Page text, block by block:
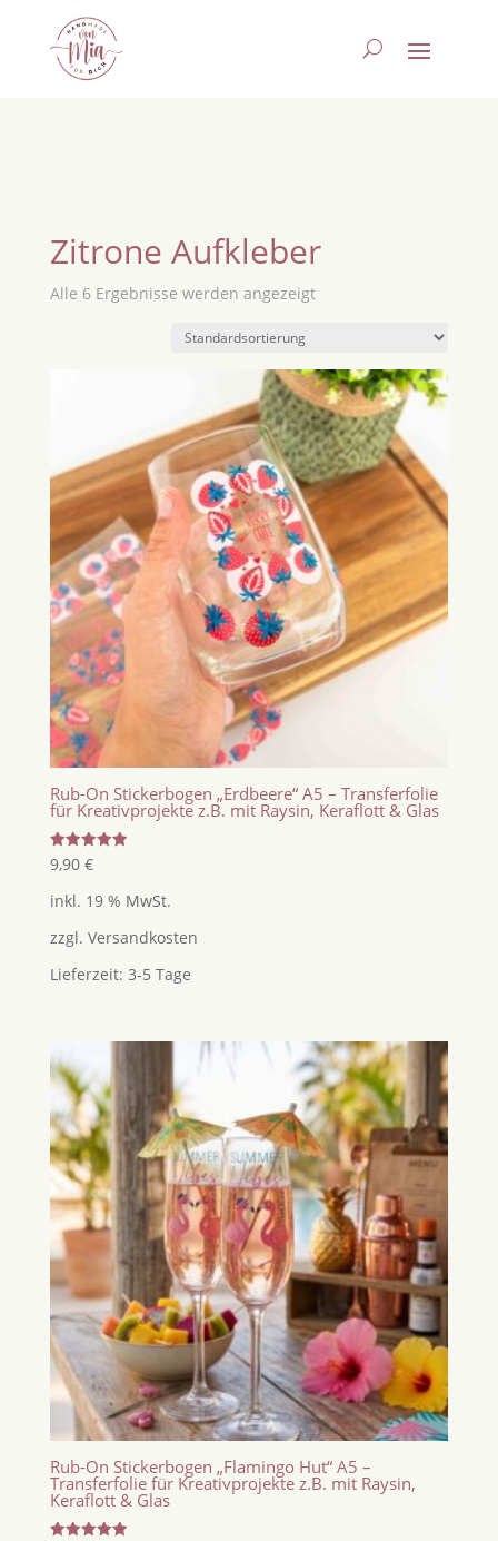
Zitrone Aufkleber
Alle 6 Ergebnisse werden angezeigt
Rub-On Stickerbogen „Erdbeere“ A5 – Transferfolie
für Kreativprojekte z.B. mit Raysin, Keraflott & Glas
Bewertet
mit
von 5
9,90 €
inkl. 19 % MwSt.
zzgl. Versandkosten
Lieferzeit: 3-5 Tage
Rub-On Stickerbogen „Flamingo Hut“ A5 –
Transferfolie für Kreativprojekte z.B. mit Raysin,
Keraflott & Glas